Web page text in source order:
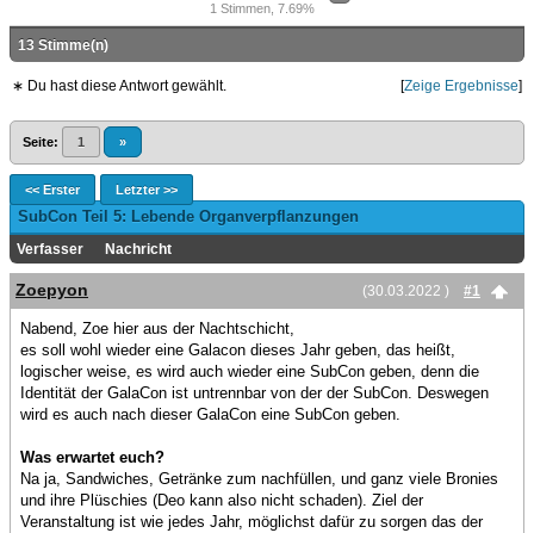
1 Stimmen, 7.69%
13 Stimme(n)
∗ Du hast diese Antwort gewählt. [Zeige Ergebnisse]
Seite: 1 »
<< Erster Letzter >>
SubCon Teil 5: Lebende Organverpflanzungen
Verfasser Nachricht
(30.03.2022 ) #1
Zoepyon
Nabend, Zoe hier aus der Nachtschicht,
es soll wohl wieder eine Galacon dieses Jahr geben, das heißt,
logischer weise, es wird auch wieder eine SubCon geben, denn die
Identität der GalaCon ist untrennbar von der der SubCon. Deswegen
wird es auch nach dieser GalaCon eine SubCon geben.
Was erwartet euch?
Na ja, Sandwiches, Getränke zum nachfüllen, und ganz viele Bronies
und ihre Plüschies (Deo kann also nicht schaden). Ziel der
Veranstaltung ist wie jedes Jahr, möglichst dafür zu sorgen das der